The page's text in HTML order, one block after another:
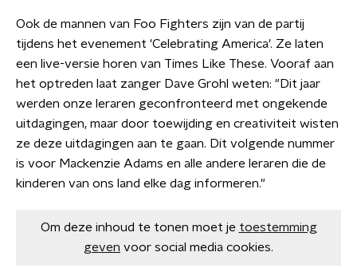
Ook de mannen van Foo Fighters zijn van de partij
tijdens het evenement 'Celebrating America'. Ze laten
een live-versie horen van Times Like These. Vooraf aan
het optreden laat zanger Dave Grohl weten: "Dit jaar
werden onze leraren geconfronteerd met ongekende
uitdagingen, maar door toewijding en creativiteit wisten
ze deze uitdagingen aan te gaan. Dit volgende nummer
is voor Mackenzie Adams en alle andere leraren die de
kinderen van ons land elke dag informeren."
Om deze inhoud te tonen moet je toestemming
geven voor social media cookies.